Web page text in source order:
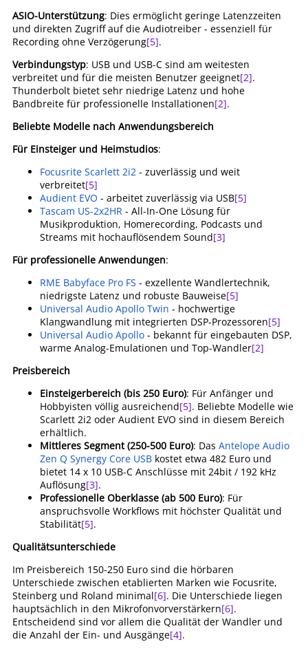
ASIO-Unterstützung: Dies ermöglicht geringe Latenzzeiten
und direkten Zugriff auf die Audiotreiber - essenziell für
Recording ohne Verzögerung[5].
Verbindungstyp: USB und USB-C sind am weitesten
verbreitet und für die meisten Benutzer geeignet[2].
Thunderbolt bietet sehr niedrige Latenz und hohe
Bandbreite für professionelle Installationen[2].
Beliebte Modelle nach Anwendungsbereich
Für Einsteiger und Heimstudios:
Focusrite Scarlett 2i2 - zuverlässig und weit
verbreitet[5]
Audient EVO - arbeitet zuverlässig via USB[5]
Tascam US-2x2HR - All-In-One Lösung für
Musikproduktion, Homerecording, Podcasts und
Streams mit hochauflösendem Sound[3]
Für professionelle Anwendungen:
RME Babyface Pro FS - exzellente Wandlertechnik,
niedrigste Latenz und robuste Bauweise[5]
Universal Audio Apollo Twin - hochwertige
Klangwandlung mit integrierten DSP-Prozessoren[5]
Universal Audio Apollo - bekannt für eingebauten DSP,
warme Analog-Emulationen und Top-Wandler[2]
Preisbereich
Einsteigerbereich (bis 250 Euro): Für Anfänger und
Hobbyisten völlig ausreichend[5]. Beliebte Modelle wie
Scarlett 2i2 oder Audient EVO sind in diesem Bereich
erhältlich.
Mittleres Segment (250-500 Euro): Das Antelope Audio
Zen Q Synergy Core USB kostet etwa 482 Euro und
bietet 14 x 10 USB-C Anschlüsse mit 24bit / 192 kHz
Auflösung[3].
Professionelle Oberklasse (ab 500 Euro): Für
anspruchsvolle Workflows mit höchster Qualität und
Stabilität[5].
Qualitätsunterschiede
Im Preisbereich 150-250 Euro sind die hörbaren
Unterschiede zwischen etablierten Marken wie Focusrite,
Steinberg und Roland minimal[6]. Die Unterschiede liegen
hauptsächlich in den Mikrofonvorverstärkern[6].
Entscheidend sind vor allem die Qualität der Wandler und
die Anzahl der Ein- und Ausgänge[4].